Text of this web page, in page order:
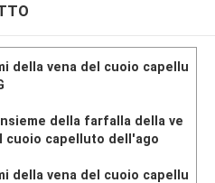
della vena del cuoio capellu
della farfalla della ve
cuoio capelluto dell'ago
della vena del cuoio capellu